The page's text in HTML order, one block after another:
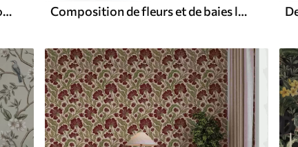
Imprimé floral abstrait de style pop art Composition de fleurs et de baies lumineuses avec des perroquets